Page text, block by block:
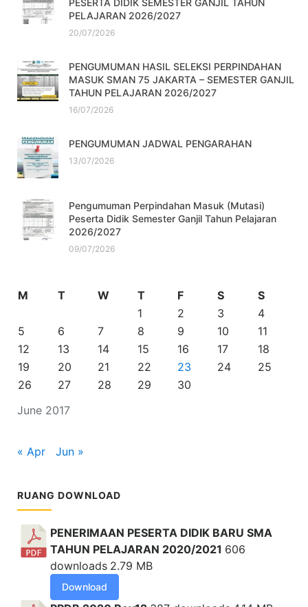
PESERTA DIDIK SEMESTER GANJIL TAHUN
PELAJARAN 2026/2027
20/07/2026
PENGUMUMAN HASIL SELEKSI PERPINDAHAN
MASUK SMAN 75 JAKARTA – SEMESTER GANJIL
TAHUN PELAJARAN 2026/2027
16/07/2026
PENGUMUMAN JADWAL PENGARAHAN
13/07/2026
Pengumuman Perpindahan Masuk (Mutasi)
Peserta Didik Semester Ganjil Tahun Pelajaran
2026/2027
09/07/2026
June 2017
M T W T F S
S
1
2 3
4
5
6 7 8 9 10
11
12
13 14 15 16 17
18
19
20 21 22 23 24
25
26
27 28 29 30
« Apr Jun »
RUANG DOWNLOAD
PENERIMAAN PESERTA DIDIK BARU SMA
TAHUN PELAJARAN 2020/2021 606
downloads 2.79 MB
Download